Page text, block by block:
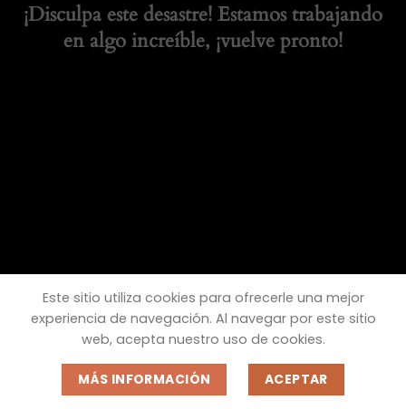
¡Disculpa este desastre! Estamos trabajando
en algo increíble, ¡vuelve pronto!
Este sitio utiliza cookies para ofrecerle una mejor
experiencia de navegación. Al navegar por este sitio
web, acepta nuestro uso de cookies.
MÁS INFORMACIÓN ACEPTAR